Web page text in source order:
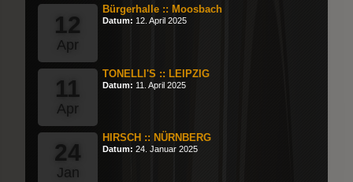
12
Apr
Bürgerhalle :: Moosbach
Datum: 12. April 2025
11
Apr
TONELLI'S :: LEIPZIG
Datum: 11. April 2025
24
Jan
HIRSCH :: NÜRNBERG
Datum: 24. Januar 2025